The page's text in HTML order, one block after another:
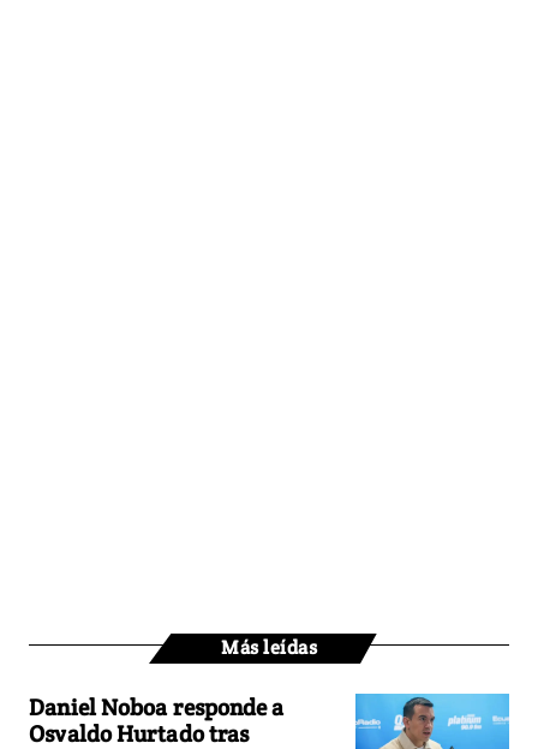
Más leídas
Daniel Noboa responde a
Osvaldo Hurtado tras